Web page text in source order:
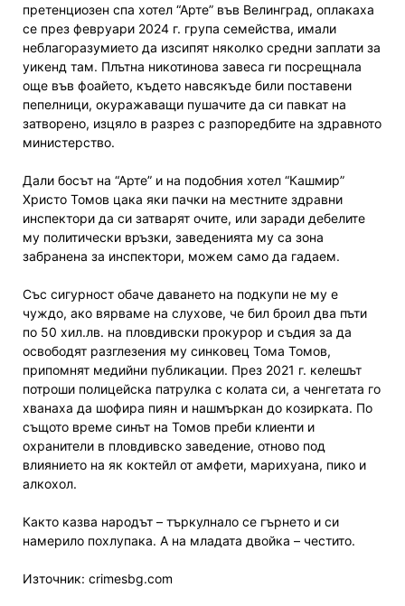
претенциозен спа хотел “Арте” във Велинград, оплакаха
се през февруари 2024 г. група семейства, имали
неблагоразумието да изсипят няколко средни заплати за
уикенд там. Плътна никотинова завеса ги посрещнала
още във фоайето, където навсякъде били поставени
пепелници, окуражаващи пушачите да си павкат на
затворено, изцяло в разрез с разпоредбите на здравното
министерство.
Дали босът на “Арте” и на подобния хотел “Кашмир”
Христо Томов цака яки пачки на местните здравни
инспектори да си затварят очите, или заради дебелите
му политически връзки, заведенията му са зона
забранена за инспектори, можем само да гадаем.
Със сигурност обаче даването на подкупи не му е
чуждо, ако вярваме на слухове, че бил броил два пъти
по 50 хил.лв. на пловдивски прокурор и съдия за да
освободят разглезения му синковец Тома Томов,
припомнят медийни публикации. През 2021 г. келешът
потроши полицейска патрулка с колата си, а ченгетата го
хванаха да шофира пиян и нашмъркан до козирката. По
същото време синът на Томов преби клиенти и
охранители в пловдивско заведение, отново под
влиянието на як коктейл от амфети, марихуана, пико и
алкохол.
Както казва народът – търкулнало се гърнето и си
намерило похлупака. А на младата двойка – честито.
Източник: crimesbg.com